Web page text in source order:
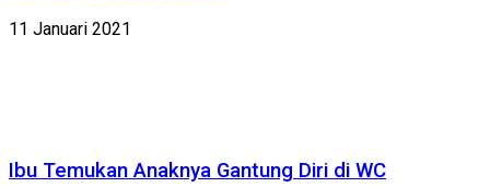
11 Januari 2021
Ibu Temukan Anaknya Gantung Diri di WC